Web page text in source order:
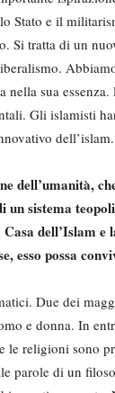
Stato e il
Si tratta di un
sua essenza.
Gli islamisti
dell’islam.
dell’umanità,
sistema
dell’Islam e
esso possa
Due dei
e donna. In
le religioni sono
parole di un